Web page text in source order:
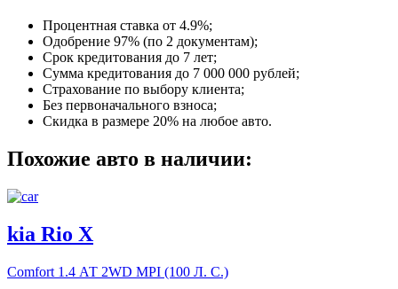
Процентная ставка от 4.9%;
Одобрение 97% (по 2 документам);
Срок кредитования до 7 лет;
Сумма кредитования до 7 000 000 рублей;
Страхование по выбору клиента;
Без первоначального взноса;
Скидка в размере 20% на любое авто.
Похожие авто в наличии:
kia Rio X
Comfort 1.4 АТ 2WD MPI (100 Л. C.)